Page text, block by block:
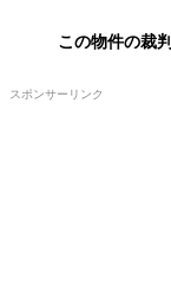
この物件の裁
スポンサーリンク